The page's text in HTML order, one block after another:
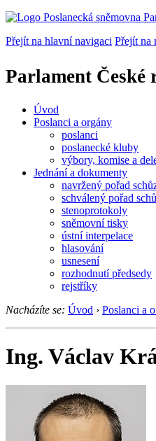
Přejít na hlavní navigaci Přejít na
Parlament České
Úvod
Poslanci a orgány
poslanci
poslanecké kluby
výbory, komise a
Jednání a dokumenty
navržený pořad
schválený pořad
stenoprotokoly
sněmovní tisky
ústní interpelace
hlasování
usnesení
rozhodnutí předsedy
rejstříky
Nacházíte se: Úvod › Poslanci a
Ing. Václav